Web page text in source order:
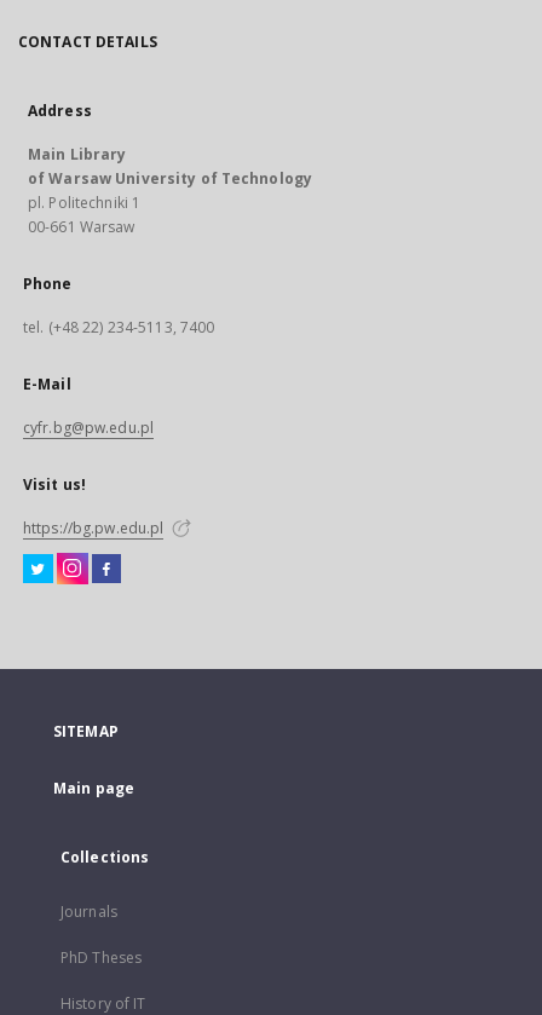
CONTACT DETAILS
Address
Main Library
of Warsaw University of Technology
pl. Politechniki 1
00-661 Warsaw
Phone
tel. (+48 22) 234-5113, 7400
E-Mail
cyfr.bg@pw.edu.pl
Visit us!
https://bg.pw.edu.pl
SITEMAP
Main page
Collections
Journals
PhD Theses
History of IT